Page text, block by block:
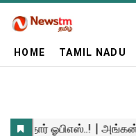
HOME TAMIL NADU